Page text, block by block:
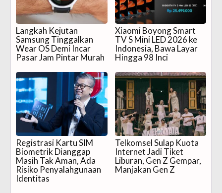
Langkah Kejutan
Samsung Tinggalkan
Wear OS Demi Incar
Pasar Jam Pintar Murah
Xiaomi Boyong Smart
TV S Mini LED 2026 ke
Indonesia, Bawa Layar
Hingga 98 Inci
Registrasi Kartu SIM
Biometrik Dianggap
Masih Tak Aman, Ada
Risiko Penyalahgunaan
Identitas
Telkomsel Sulap Kuota
Internet Jadi Tiket
Liburan, Gen Z Gempar,
Manjakan Gen Z